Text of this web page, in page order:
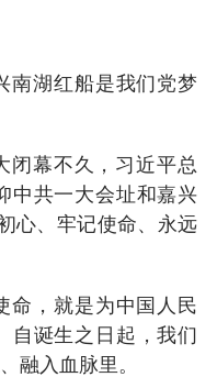
南湖红船是我们党梦
闭幕不久，习近平总
中共一大会址和嘉兴
心、牢记使命、永远
命，就是为中国人民
自诞生之日起，我们
融入血脉里。